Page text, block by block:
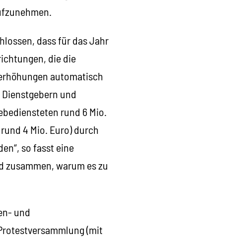
dass für das Jahr
die die
automatisch
und
rund 6 Mio.
4 Mio. Euro) durch
so fasst eine
warum es zu
und
(mit